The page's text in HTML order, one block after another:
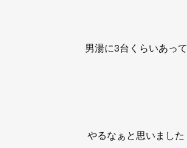
男湯に3台くらいあって
やるなぁと思いました